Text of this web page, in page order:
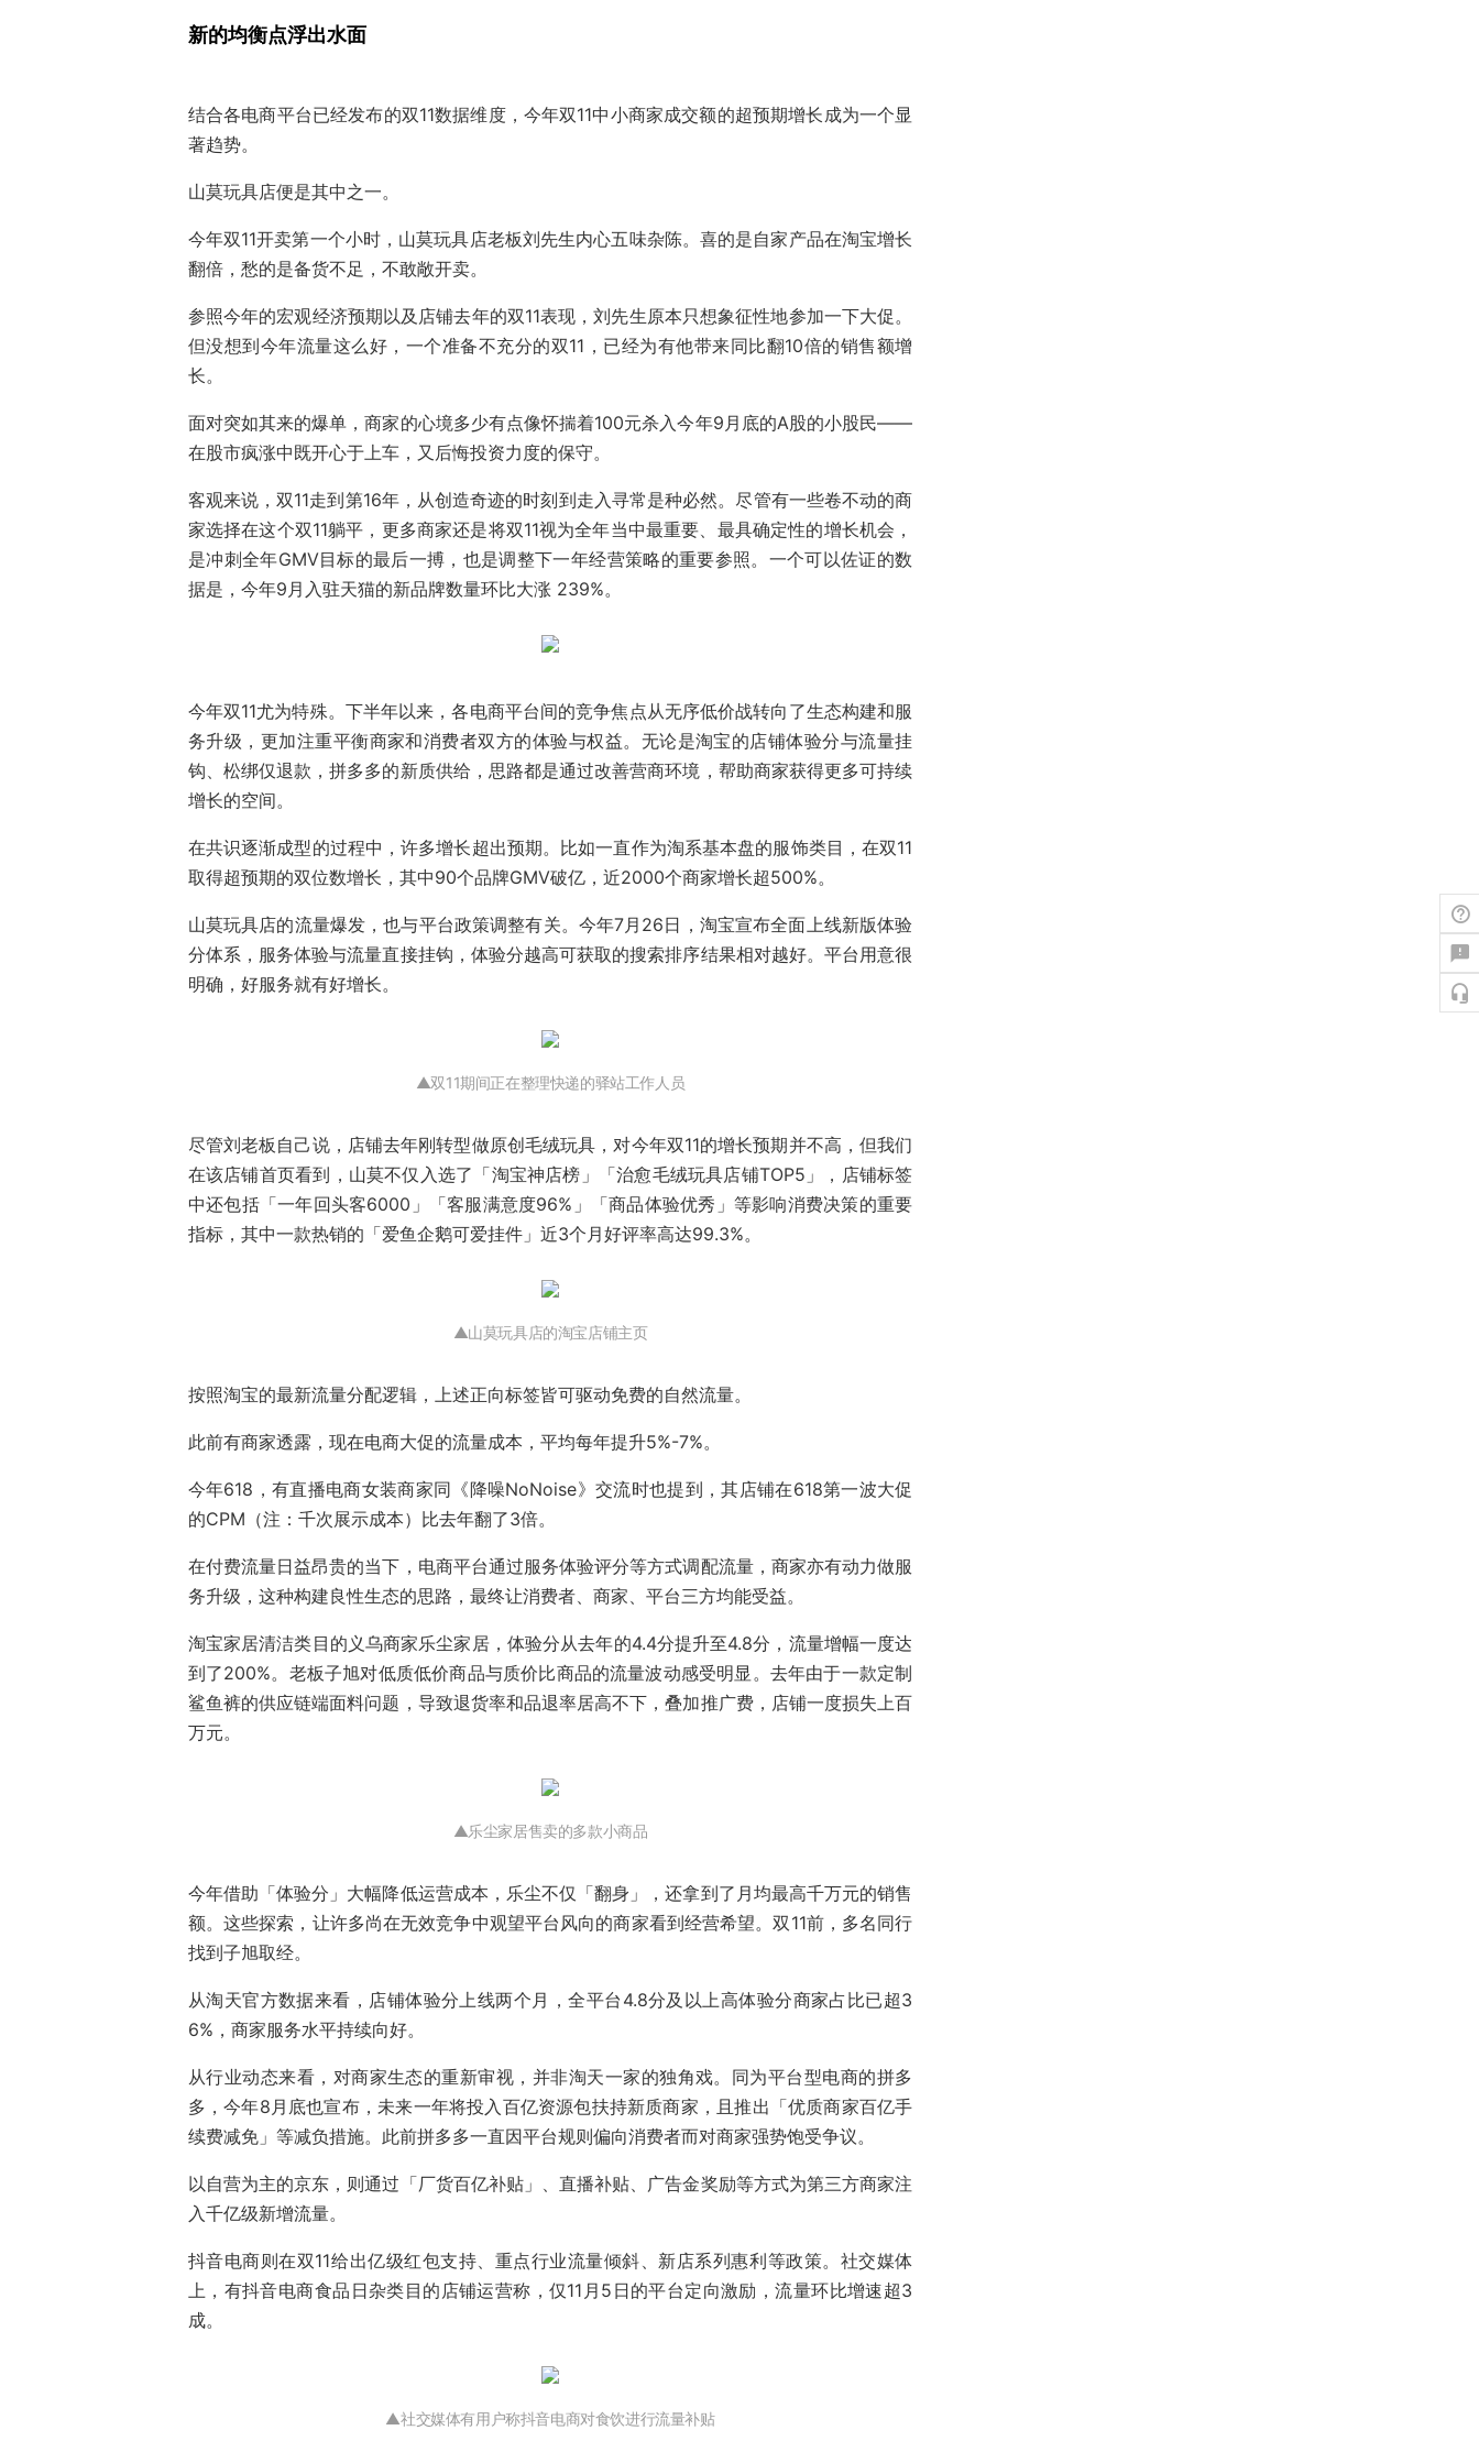
新的均衡点浮出水面
结合各电商平台已经发布的双11数据维度，今年双11中小商家成交额的超预期增长成为一个显
著趋势。
山莫玩具店便是其中之一。
今年双11开卖第一个小时，山莫玩具店老板刘先生内心五味杂陈。喜的是自家产品在淘宝增长
翻倍，愁的是备货不足，不敢敞开卖。
参照今年的宏观经济预期以及店铺去年的双11表现，刘先生原本只想象征性地参加一下大促。
但没想到今年流量这么好，一个准备不充分的双11，已经为有他带来同比翻10倍的销售额增
长。
面对突如其来的爆单，商家的心境多少有点像怀揣着100元杀入今年9月底的A股的小股民——
在股市疯涨中既开心于上车，又后悔投资力度的保守。
客观来说，双11走到第16年，从创造奇迹的时刻到走入寻常是种必然。尽管有一些卷不动的商
家选择在这个双11躺平，更多商家还是将双11视为全年当中最重要、最具确定性的增长机会，
是冲刺全年GMV目标的最后一搏，也是调整下一年经营策略的重要参照。一个可以佐证的数
据是，今年9月入驻天猫的新品牌数量环比大涨 239%。
今年双11尤为特殊。下半年以来，各电商平台间的竞争焦点从无序低价战转向了生态构建和服
务升级，更加注重平衡商家和消费者双方的体验与权益。无论是淘宝的店铺体验分与流量挂
钩、松绑仅退款，拼多多的新质供给，思路都是通过改善营商环境，帮助商家获得更多可持续
增长的空间。
在共识逐渐成型的过程中，许多增长超出预期。比如一直作为淘系基本盘的服饰类目，在双11
取得超预期的双位数增长，其中90个品牌GMV破亿，近2000个商家增长超500%。
山莫玩具店的流量爆发，也与平台政策调整有关。今年7月26日，淘宝宣布全面上线新版体验
分体系，服务体验与流量直接挂钩，体验分越高可获取的搜索排序结果相对越好。平台用意很
明确，好服务就有好增长。
▲双11期间正在整理快递的驿站工作人员
尽管刘老板自己说，店铺去年刚转型做原创毛绒玩具，对今年双11的增长预期并不高，但我们
在该店铺首页看到，山莫不仅入选了「淘宝神店榜」「治愈毛绒玩具店铺TOP5」，店铺标签
中还包括「一年回头客6000」「客服满意度96%」「商品体验优秀」等影响消费决策的重要
指标，其中一款热销的「爱鱼企鹅可爱挂件」近3个月好评率高达99.3%。
▲山莫玩具店的淘宝店铺主页
按照淘宝的最新流量分配逻辑，上述正向标签皆可驱动免费的自然流量。
此前有商家透露，现在电商大促的流量成本，平均每年提升5%-7%。
今年618，有直播电商女装商家同《降噪NoNoise》交流时也提到，其店铺在618第一波大促
的CPM（注：千次展示成本）比去年翻了3倍。
在付费流量日益昂贵的当下，电商平台通过服务体验评分等方式调配流量，商家亦有动力做服
务升级，这种构建良性生态的思路，最终让消费者、商家、平台三方均能受益。
淘宝家居清洁类目的义乌商家乐尘家居，体验分从去年的4.4分提升至4.8分，流量增幅一度达
到了200%。老板子旭对低质低价商品与质价比商品的流量波动感受明显。去年由于一款定制
鲨鱼裤的供应链端面料问题，导致退货率和品退率居高不下，叠加推广费，店铺一度损失上百
万元。
▲乐尘家居售卖的多款小商品
今年借助「体验分」大幅降低运营成本，乐尘不仅「翻身」，还拿到了月均最高千万元的销售
额。这些探索，让许多尚在无效竞争中观望平台风向的商家看到经营希望。双11前，多名同行
找到子旭取经。
从淘天官方数据来看，店铺体验分上线两个月，全平台4.8分及以上高体验分商家占比已超3
6%，商家服务水平持续向好。
从行业动态来看，对商家生态的重新审视，并非淘天一家的独角戏。同为平台型电商的拼多
多，今年8月底也宣布，未来一年将投入百亿资源包扶持新质商家，且推出「优质商家百亿手
续费减免」等减负措施。此前拼多多一直因平台规则偏向消费者而对商家强势饱受争议。
以自营为主的京东，则通过「厂货百亿补贴」、直播补贴、广告金奖励等方式为第三方商家注
入千亿级新增流量。
抖音电商则在双11给出亿级红包支持、重点行业流量倾斜、新店系列惠利等政策。社交媒体
上，有抖音电商食品日杂类目的店铺运营称，仅11月5日的平台定向激励，流量环比增速超3
成。
▲社交媒体有用户称抖音电商对食饮进行流量补贴